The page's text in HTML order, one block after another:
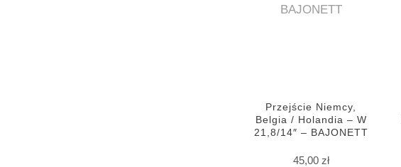
Przejście Niemcy,
Belgia / Holandia – W
21,8/14″ – BAJONETT
45,00 zł